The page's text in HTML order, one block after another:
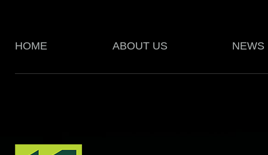
HOME ABOUT US NEWS